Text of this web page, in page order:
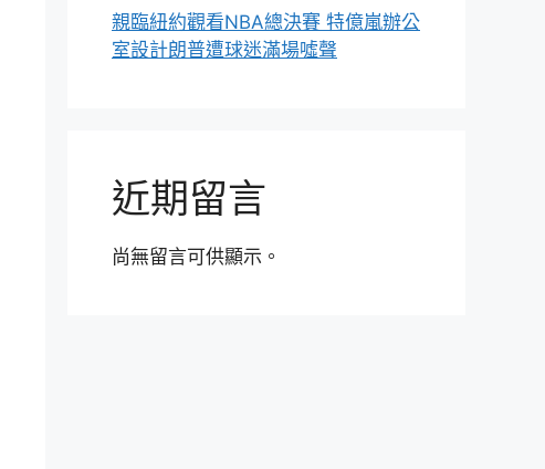
親臨紐約觀看NBA總決賽 特億嵐辦公
室設計朗普遭球迷滿場噓聲
近期留言
尚無留言可供顯示。